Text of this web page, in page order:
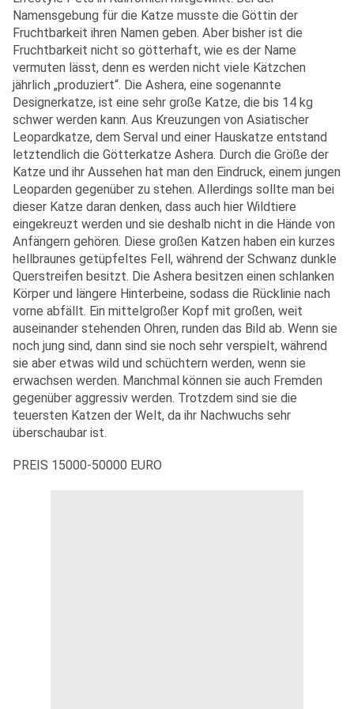
Namensgebung für die Katze musste die Göttin der
Fruchtbarkeit ihren Namen geben. Aber bisher ist die
Fruchtbarkeit nicht so götterhaft, wie es der Name
vermuten lässt, denn es werden nicht viele Kätzchen
jährlich „produziert“. Die Ashera, eine sogenannte
Designerkatze, ist eine sehr große Katze, die bis 14 kg
schwer werden kann. Aus Kreuzungen von Asiatischer
Leopardkatze, dem Serval und einer Hauskatze entstand
letztendlich die Götterkatze Ashera. Durch die Größe der
Katze und ihr Aussehen hat man den Eindruck, einem jungen
Leoparden gegenüber zu stehen. Allerdings sollte man bei
dieser Katze daran denken, dass auch hier Wildtiere
eingekreuzt werden und sie deshalb nicht in die Hände von
Anfängern gehören. Diese großen Katzen haben ein kurzes
hellbraunes getüpfeltes Fell, während der Schwanz dunkle
Querstreifen besitzt. Die Ashera besitzen einen schlanken
Körper und längere Hinterbeine, sodass die Rücklinie nach
vorne abfällt. Ein mittelgroßer Kopf mit großen, weit
auseinander stehenden Ohren, runden das Bild ab. Wenn sie
noch jung sind, dann sind sie noch sehr verspielt, während
sie aber etwas wild und schüchtern werden, wenn sie
erwachsen werden. Manchmal können sie auch Fremden
gegenüber aggressiv werden. Trotzdem sind sie die
teuersten Katzen der Welt, da ihr Nachwuchs sehr
überschaubar ist.
PREIS 15000-50000 EURO